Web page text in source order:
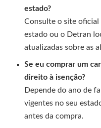
estado?
Consulte o site oficial
estado ou o Detran
atualizadas sobre as
Se eu comprar um
direito à isenção?
Depende do ano de
vigentes no seu
antes da compra.